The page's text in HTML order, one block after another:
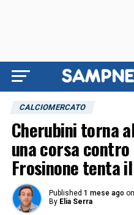
CALCIOMERCATO
Cherubini torna
una corsa
Frosinone tenta
Published 1 mese ago on
By Elia Serra